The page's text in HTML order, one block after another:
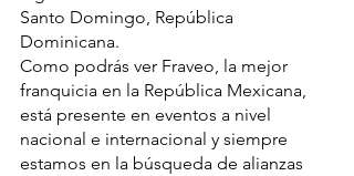
Santo Domingo, República
Dominicana.
Como podrás ver Fraveo, la mejor
franquicia en la República Mexicana,
está presente en eventos a nivel
nacional e internacional y siempre
estamos en la búsqueda de alianzas